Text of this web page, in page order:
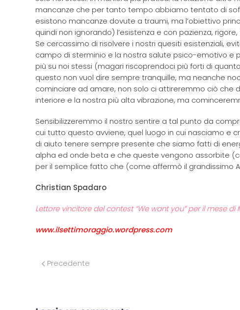
mancanze che per tanto tempo abbiamo tentato di
esistono mancanze dovute a traumi, ma l’obiettivo
quindi non ignorando) l’esistenza e con pazienza,
Se cercassimo di risolvere i nostri quesiti esistenziali,
campo di sterminio e la nostra salute psico-emotivo e
più su noi stessi (magari riscoprendoci più forti di
questo non vuol dire sempre tranquille, ma neanche
cominciare ad amare, non solo ci attireremmo ciò che
interiore e la nostra più alta vibrazione, ma
Sensibilizzeremmo il nostro sentire a tal punto da
cui tutto questo avviene, quel luogo in cui nasciamo e
di aiuto tenere sempre presente che siamo fatti di
alpha ed onde beta e che queste vengono assorbite
per il semplice fatto che (come affermò il grandissimo
Christian Spadaro
Lettore vincitore del contest “We want you” per il mese di
www.ilsettimoraggio.wordpress.com
Precedente